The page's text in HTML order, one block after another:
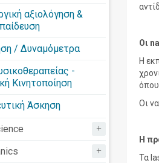
αξιολόγηση &
/ Δυναμόμετρα
-
Κινητοποίηση
Άσκηση
+
+
Οι
Η
όπου
Οι
Η
Τα